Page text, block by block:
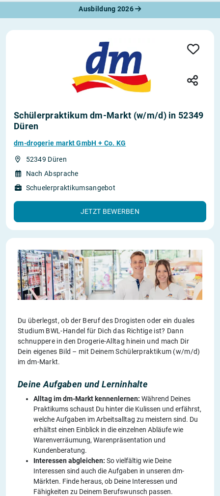
Ausbildung 2026
Schülerpraktikum dm-Markt (w/m/d) in 52349
Düren
dm-drogerie markt GmbH + Co. KG
52349 Düren
Nach Absprache
Schuelerpraktikumsangebot
JETZT BEWERBEN
Du überlegst, ob der Beruf des Drogisten oder ein duales
Studium BWL-Handel für Dich das Richtige ist? Dann
schnuppere in den Drogerie-Alltag hinein und mach Dir
Dein eigenes Bild – mit Deinem Schülerpraktikum (w/m/d)
im dm-Markt.
Deine Aufgaben und Lerninhalte
Alltag im dm-Markt kennenlernen: Während Deines
Praktikums schaust Du hinter die Kulissen und erfährst,
welche Aufgaben im Arbeitsalltag zu meistern sind. Du
erhältst einen Einblick in die einzelnen Abläufe wie
Warenverräumung, Warenpräsentation und
Kundenberatung.
Interessen abgleichen: So vielfältig wie Deine
Interessen sind auch die Aufgaben in unseren dm-
Märkten. Finde heraus, ob Deine Interessen und
Fähigkeiten zu Deinem Berufswunsch passen.